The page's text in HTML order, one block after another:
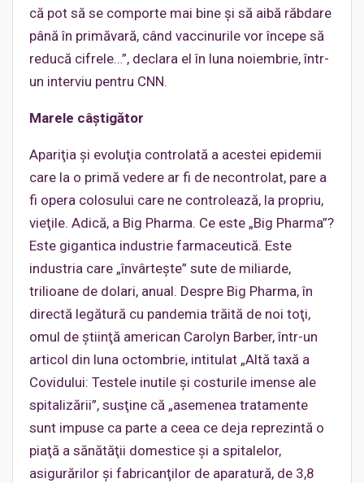
că pot să se comporte mai bine şi să aibă răbdare
până în primăvară, când vaccinurile vor începe să
reducă cifrele…”, declara el în luna noiembrie, într-
un interviu pentru CNN.
Marele câştigător
Apariţia şi evoluţia controlată a acestei epidemii
care la o primă vedere ar fi de necontrolat, pare a
fi opera colosului care ne controlează, la propriu,
vieţile. Adică, a Big Pharma. Ce este „Big Pharma”?
Este gigantica industrie farmaceutică. Este
industria care „învârteşte” sute de miliarde,
trilioane de dolari, anual. Despre Big Pharma, în
directă legătură cu pandemia trăită de noi toţi,
omul de ştiinţă american Carolyn Barber, într-un
articol din luna octombrie, intitulat „Altă taxă a
Covidului: Testele inutile şi costurile imense ale
spitalizării”, susţine că „asemenea tratamente
sunt impuse ca parte a ceea ce deja reprezintă o
piaţă a sănătăţii domestice şi a spitalelor,
asigurărilor şi fabricanţilor de aparatură, de 3,8